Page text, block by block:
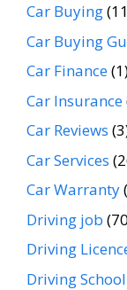
Car Buying
Car Buying
Car Finance
Car Insurance
Car Reviews
Car Services
Car Warranty
Driving job
Driving
Driving School